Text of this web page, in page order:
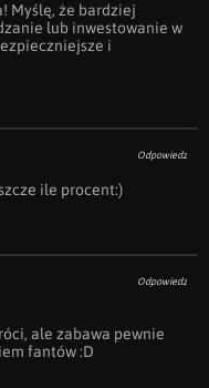
Myślę, że bardziej
lub inwestowanie w
i
Odpowiedz
ile procent:)
Odpowiedz
ale zabawa pewnie
fantów :D